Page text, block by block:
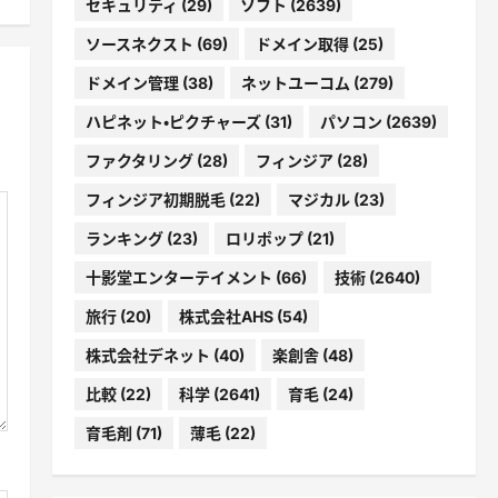
セキュリティ (29) ソフト (2639)
ソースネクスト (69) ドメイン取得(25)
ドメイン管理(38) ネットユーコム (279)
ハピネット・ピクチャーズ(31) パソコン (2639)
ファクタリング(28) フィンジア(28)
フィンジア初期脱毛(22) マジカル(23)
ランキング(23) ロリポップ(21)
十影堂エンターテイメント (66) 技術(2640)
旅行(20) 株式会社AHS(54)
株式会社デネット (40) 楽創舎(48)
比較(22) 科学(2641) 育毛(24)
育毛剤 (71) 薄毛(22)